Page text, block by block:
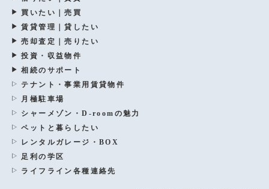
買いたい｜売買
賃貸管理｜貸したい
売却査定｜売りたい
投資・収益物件
相続のサポート
テナント・事業用賃貸物件
月極駐車場
シャーメゾン・D-roomの魅力
ペットと暮らしたい
レンタルガレージ・BOX
足利の学区
ライフライン各種連絡先